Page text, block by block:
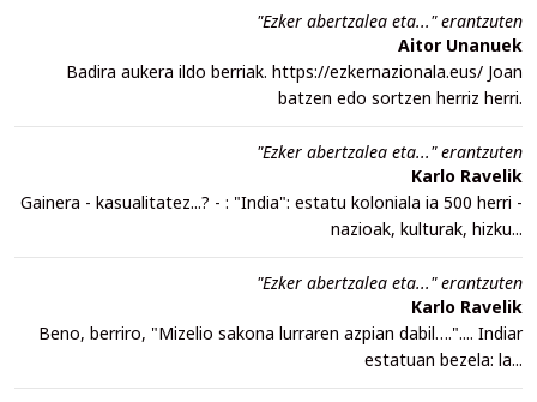
"Ezker abertzalea eta..." erantzuten
Aitor Unanuek
Badira aukera ildo berriak. https://ezkernazionala.eus/ Joan
batzen edo sortzen herriz herri.
"Ezker abertzalea eta..." erantzuten
Karlo Ravelik
Gainera - kasualitatez...? - : "India": estatu koloniala ia 500 herri -
nazioak, kulturak, hizku...
"Ezker abertzalea eta..." erantzuten
Karlo Ravelik
Beno, berriro, "Mizelio sakona lurraren azpian dabil….".... Indiar
estatuan bezela: la...